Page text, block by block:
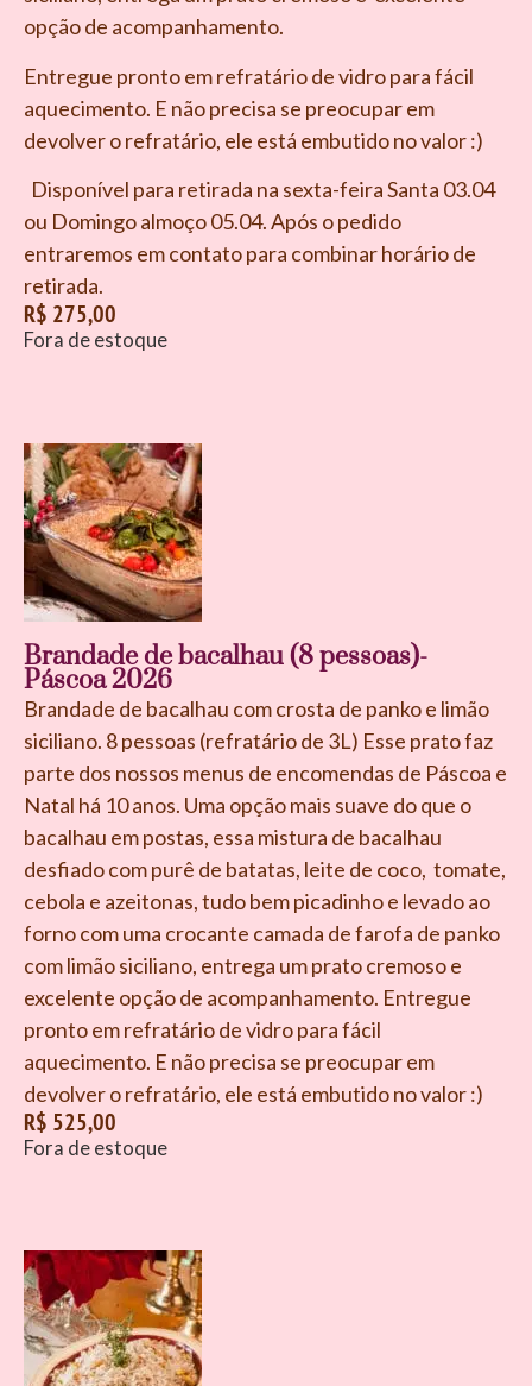
opção de acompanhamento.
Entregue pronto em refratário de vidro para fácil
aquecimento. E não precisa se preocupar em
devolver o refratário, ele está embutido no valor :)
Disponível para retirada na sexta-feira Santa 03.04
ou Domingo almoço 05.04. Após o pedido
entraremos em contato para combinar horário de
retirada.
R$ 275,00
Fora de estoque
Brandade de bacalhau (8 pessoas)-
Páscoa 2026
Brandade de bacalhau com crosta de panko e limão
siciliano. 8 pessoas (refratário de 3L) Esse prato faz
parte dos nossos menus de encomendas de Páscoa e
Natal há 10 anos. Uma opção mais suave do que o
bacalhau em postas, essa mistura de bacalhau
desfiado com purê de batatas, leite de coco, tomate,
cebola e azeitonas, tudo bem picadinho e levado ao
forno com uma crocante camada de farofa de panko
com limão siciliano, entrega um prato cremoso e
excelente opção de acompanhamento. Entregue
pronto em refratário de vidro para fácil
aquecimento. E não precisa se preocupar em
devolver o refratário, ele está embutido no valor :)
R$ 525,00
Fora de estoque